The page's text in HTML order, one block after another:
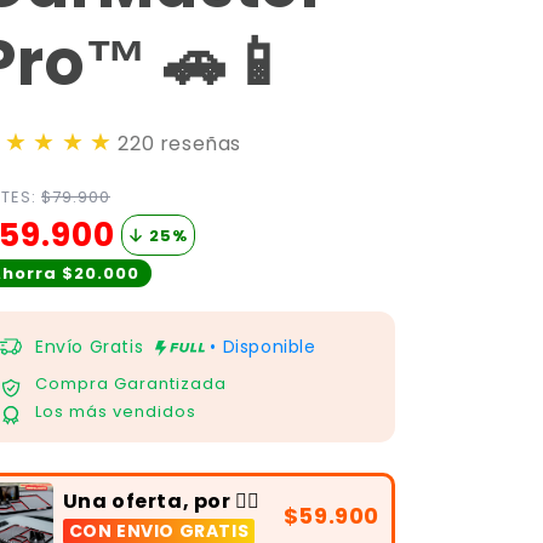
🚗📱
★ ★ ★ ★ 220 reseñas
$79.900
25%
$20.000
Envío Gratis • Disponible
Compra Garantizada
Los más vendidos
Una oferta, por 👉🏻
CON ENVIO GRATIS
$59.900